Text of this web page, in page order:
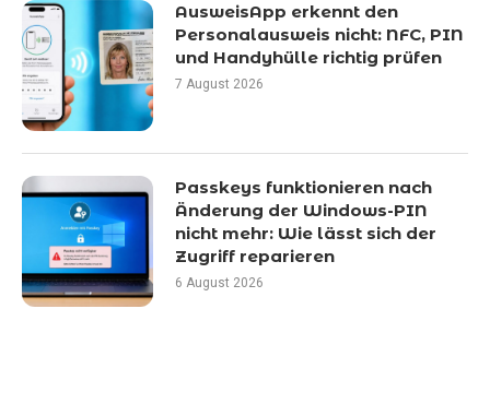
AusweisApp erkennt den
Personalausweis nicht: NFC, PIN
und Handyhülle richtig prüfen
7 August 2026
Passkeys funktionieren nach
Änderung der Windows-PIN
nicht mehr: Wie lässt sich der
Zugriff reparieren
6 August 2026